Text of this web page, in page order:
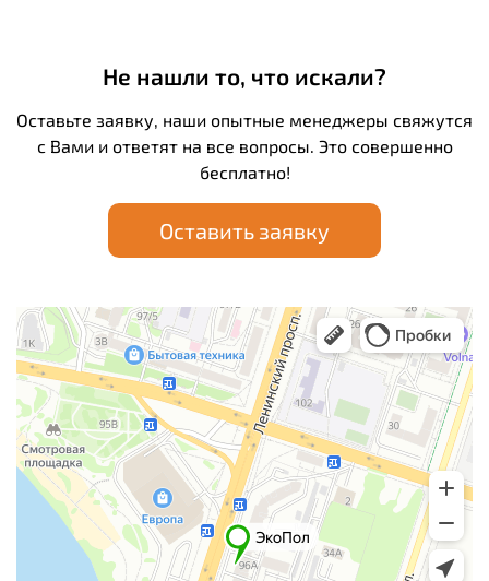
Не нашли то, что искали?
Оставьте заявку, наши опытные менеджеры свяжутся
с Вами и ответят на все вопросы. Это совершенно
бесплатно!
Оставить заявку